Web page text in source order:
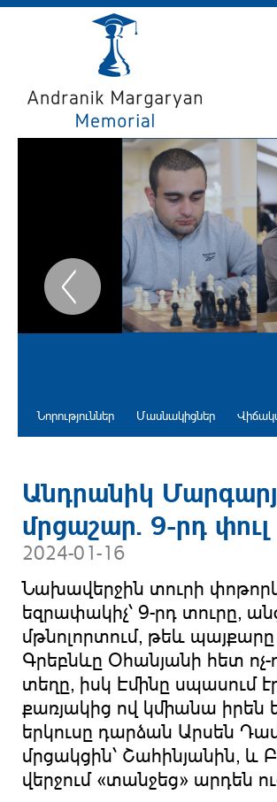
Մասնակիցներ
Նորություններ
Անդրանիկ
մրցաշար. 9-րդ փուլ
2024-01-16
Նախավերջին տուրի
եզրափակիչ՝ 9-րդ տուրը,
մթնոլորտում, թեև պայքարը
Գրեբնևը Օհանյանի հետ
տեղը, իսկ Էմինը սպասում
քառյակից ով կմիանա իրեն
երկուսը դարձան Արսեն
մրցակցին՝ Շահինյանին, և
վերջում «տանջեց» արդեն